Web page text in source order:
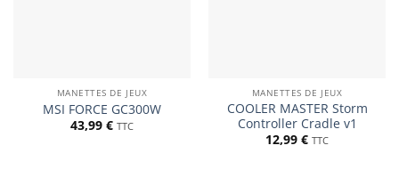
MANETTES DE JEUX
MSI FORCE GC300W
43,99 € TTC
MANETTES DE JEUX
COOLER MASTER Storm
Controller Cradle v1
12,99 € TTC